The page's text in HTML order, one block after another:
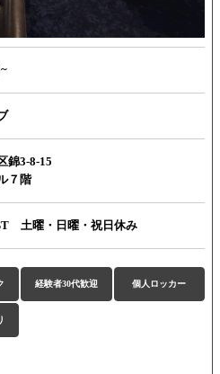
錦3-8-15
７階
土曜・日曜・祝日休み
経験者30代歓迎 個人ロッカー